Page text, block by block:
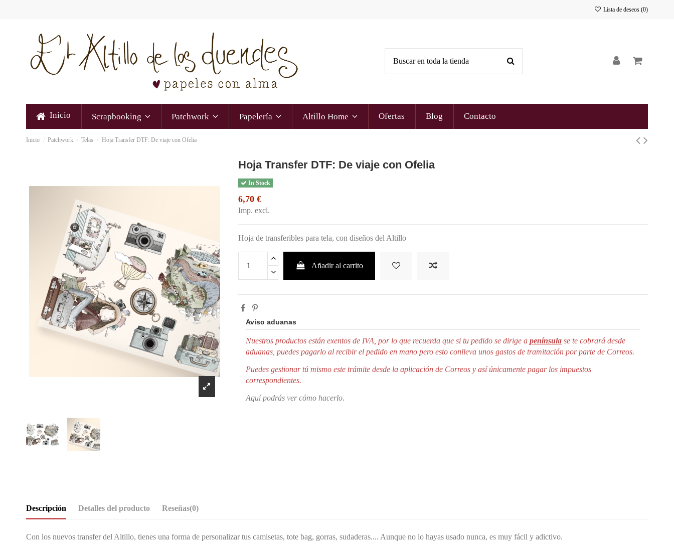
Lista de deseos (0)
Inicio Scrapbooking Patchwork Papelería Altillo Home Ofertas Blog Contacto
Inicio Patchwork Telas Hoja Transfer DTF: De viaje con Ofelia
Hoja Transfer DTF: De viaje con Ofelia
In Stock
6,70 €
Imp. excl.
Hoja de transferibles para tela, con diseños del Altillo
Añadir al carrito
Aviso aduanas
Nuestros productos están exentos de IVA, por lo que recuerda que si tu pedido se dirige apenínsula se te cobrará desde
aduanas, puedes pagarlo al recibir el pedido en mano pero esto conlleva unos gastos de tramitación por parte de Correos.
Puedes gestionar tú mismo este trámite desde la aplicación de Correos y así únicamente pagar los impuestos
correspondientes.
Aquí podrás ver cómo hacerlo.
Descripción Detalles del producto Reseñas(0)
Con los nuevos transfer del Altillo, tienes una forma de personalizar tus camisetas, tote bag, gorras, sudaderas.... Aunque no lo hayas usado nunca, es muy fácil y adictivo.